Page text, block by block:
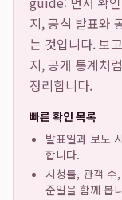
지, 공식 발표와
는 것입니다. 보
지, 공개 통계처
정리합니다.
빠른 확인 목록
발표일과 보도
합니다.
시청률, 관객 수
준일을 함께 봅